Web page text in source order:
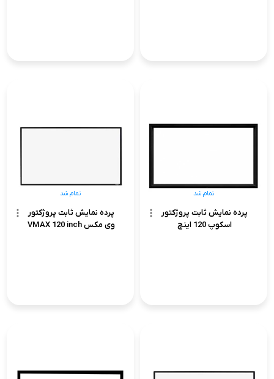
پرده نمایش ثابت پروژکتور
اسکوپ 120 اینچ
تمام شد
پرده نمایش ثابت پروژکتور
وی مکس VMAX 120 inch
تمام شد